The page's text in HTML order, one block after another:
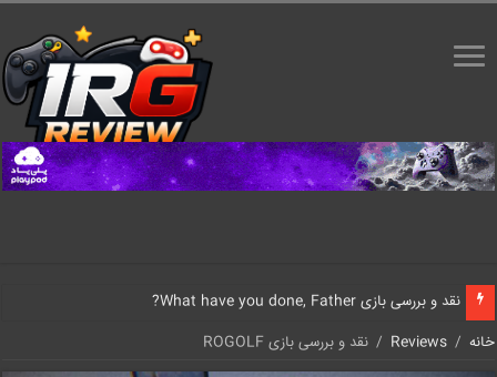
نقد و بررسی بازی What have you done, Father?
خانه /
Reviews
/ نقد و بررسی بازی ROGOLF